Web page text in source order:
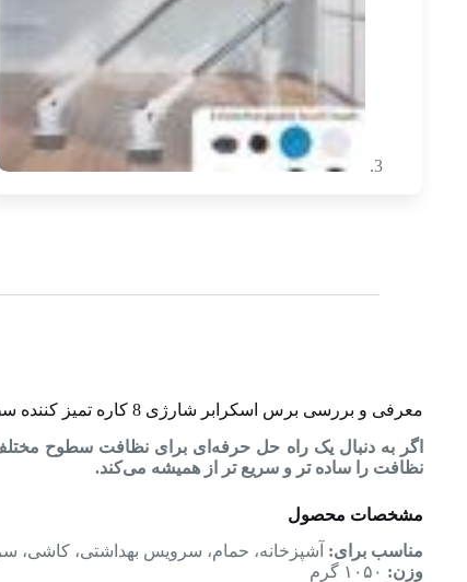
معرفی و بررسی برس اسکرابر شارژی 8 کاره تمیز کننده سطوح
نظافت را ساده‌ تر و سریع‌ تر از همیشه می‌کند.
مشخصات محصول
مناسب برای: آشپزخانه، حمام، سرویس بهداشتی، کاشی،
وزن: